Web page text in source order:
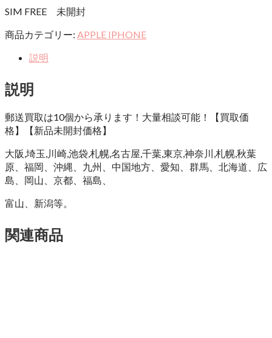
SIM FREE 未開封
商品カテゴリー: APPLE IPHONE
説明
説明
郵送買取は10個から承ります！大量相談可能！【買取価
格】【新品未開封価格】
大阪,埼玉,川崎,池袋,札幌,名古屋,千葉,東京,神奈川,札幌,秋葉
原、福岡、沖縄、九州、中国地方、愛知、群馬、北海道、広
島、岡山、京都、福島、
富山、新潟等。
関連商品